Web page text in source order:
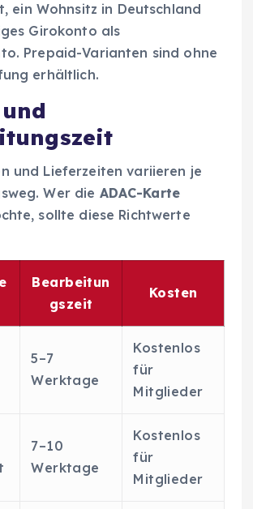
ein Wohnsitz in Deutschland
Girokonto als
Prepaid-Varianten sind ohne
erhältlich.
und Lieferzeiten variieren je
Wer die ADAC-Karte
sollte diese Richtwerte
Bearbeitun
gszeit
Kosten
5–7
Werktage
Kostenlos
für
Mitglieder
7–10
Werktage
Kostenlos
für
Mitglieder